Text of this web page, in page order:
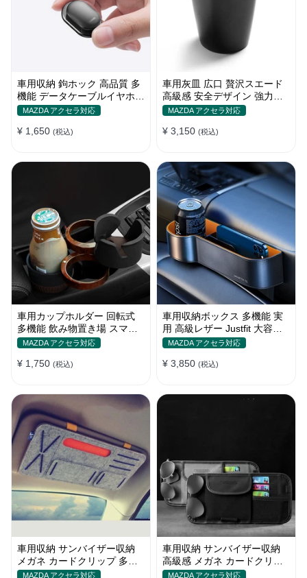
車用収納 鉤ホック 高品質 多
機能 データケーブルイヤホー
ン整理 便利 実用 留め具 ハン
MAZDA アクセラ対応
¥ 1,650 (税込)
車用灰皿 広口 贅沢スエード
高級感 安全デザイン 強力密
閉性 おしゃれ 多色 カバー付
MAZDA アクセラ対応
¥ 3,150 (税込)
車用カップホルダー 回転式
多機能 飲み物置き場 スマホ
ホルダー メガネラック 収納
MAZDA アクセラ対応
¥ 1,750 (税込)
車用収納ボックス 多機能 実
用 高級レザー Justfit 大容量
シートポケット ギャップ 隙
MAZDA アクセラ対応
¥ 3,850 (税込)
車用収納 サンバイザー収納
メガネ カードクリップ 多機
能 実用性 おしゃれ 多色 しっ
MAZDA アクセラ対応
車用収納 サンバイザー収納
高級感 メガネ カードクリッ
プ 多機能 実用性 多色 おしゃ
MAZDA アクセラ対応